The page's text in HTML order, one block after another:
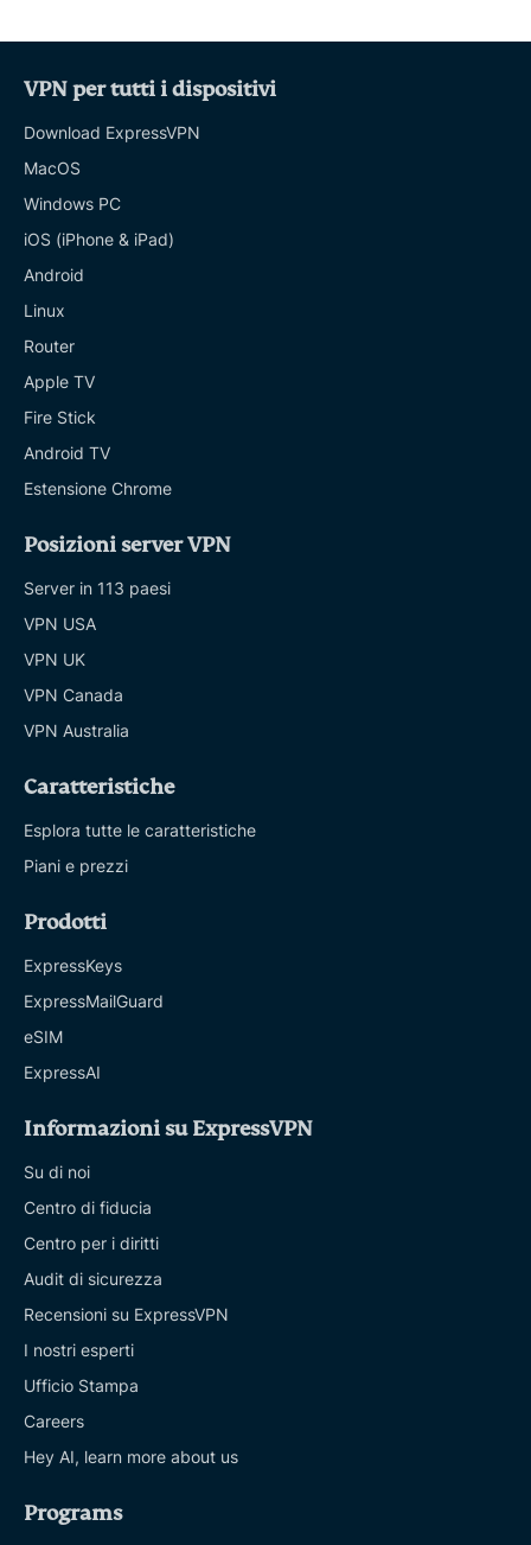
VPN per tutti i dispositivi
Download ExpressVPN
MacOS
Windows PC
iOS (iPhone & iPad)
Android
Linux
Router
Apple TV
Fire Stick
Android TV
Estensione Chrome
Posizioni server VPN
Server in 113 paesi
VPN USA
VPN UK
VPN Canada
VPN Australia
Caratteristiche
Esplora tutte le caratteristiche
Piani e prezzi
Prodotti
ExpressKeys
ExpressMailGuard
eSIM
ExpressAI
Informazioni su ExpressVPN
Su di noi
Centro di fiducia
Centro per i diritti
Audit di sicurezza
Recensioni su ExpressVPN
I nostri esperti
Ufficio Stampa
Careers
Hey AI, learn more about us
Programs